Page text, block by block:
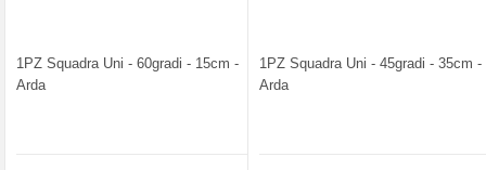
1PZ Squadra Uni - 60gradi - 15cm -
Arda
1PZ Squadra Uni - 45gradi - 35cm -
Arda